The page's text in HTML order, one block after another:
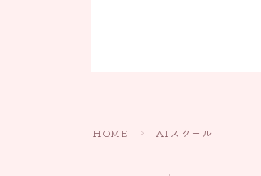
HOME ＞ AIスクール